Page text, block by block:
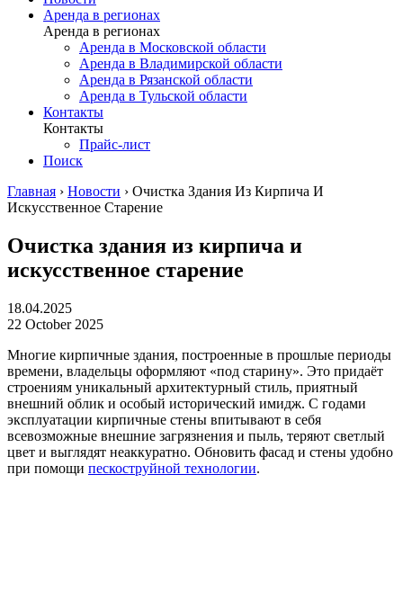
Аренда в регионах
Аренда в регионах
Аренда в Московской области
Аренда в Владимирской области
Аренда в Рязанской области
Аренда в Тульской области
Контакты
Контакты
Прайс-лист
Поиск
Главная › Новости › Очистка Здания Из Кирпича И
Искусственное Старение
Очистка здания из кирпича и
искусственное старение
18.04.2025
22 October 2025
Многие кирпичные здания, построенные в прошлые периоды
времени, владельцы оформляют «под старину». Это придаёт
строениям уникальный архитектурный стиль, приятный
внешний облик и особый исторический имидж. С годами
эксплуатации кирпичные стены впитывают в себя
всевозможные внешние загрязнения и пыль, теряют светлый
цвет и выглядят неаккуратно. Обновить фасад и стены удобно
при помощи пескоструйной технологии.